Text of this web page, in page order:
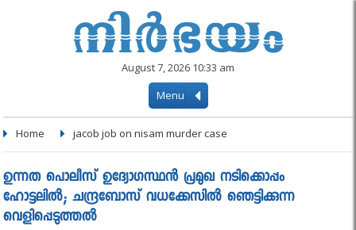
August 7, 2026 10:33 am
Menu
Home jacob job on nisam murder case
ഉന്നത പൊലീസ് ഉദ്യോഗസ്ഥന്‍ പ്രമുഖ നടിക്കൊപ്പം
ഹോട്ടലില്‍; ചന്ദ്രബോസ് വധക്കേസില്‍ ഞെട്ടിക്കുന്ന
വെളിപ്പെടുത്തല്‍